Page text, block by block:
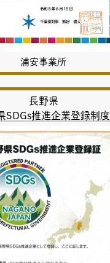
浦安事業所
長野県
SDGs推進企業登録制度